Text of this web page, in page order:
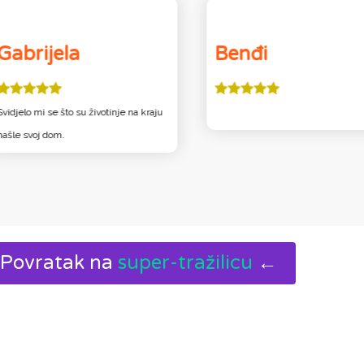
mi se što su životinje na kraju
svoj dom.
Benđi
na super-tražilicu ←